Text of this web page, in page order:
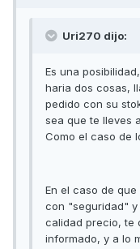
Uri270 dijo:
Es una
haria dos cosas,
pedido con su
sea que te lleves
Como el caso de
En el caso de
con "seguridad"
calidad precio, te
informado, y a lo